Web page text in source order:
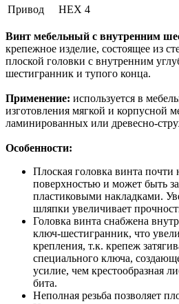
Привод HEX 4
Винт мебельный с внутренним
крепежное изделие, состоящее из
плоской головки с внутренним
шестигранник и тупого конца.
Применение: используется в
изготовления мягкой и корпусной
ламинированных или древесно-
Особенности:
Плоская головка винта почти
поверхностью и может быть
пластиковыми накладками.
шляпки увеличивает
Головка винта снабжена
ключ-шестигранник, что
крепления, т.к. крепеж
специального ключа,
усилие, чем крестообразная
бита.
Неполная резьба позволяет